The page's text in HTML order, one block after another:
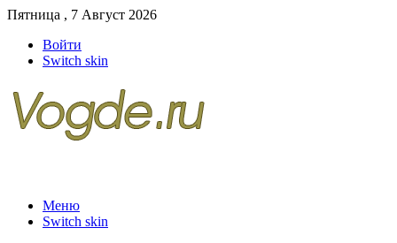
Пятница , 7 Август 2026
Войти
Switch skin
Меню
Switch skin